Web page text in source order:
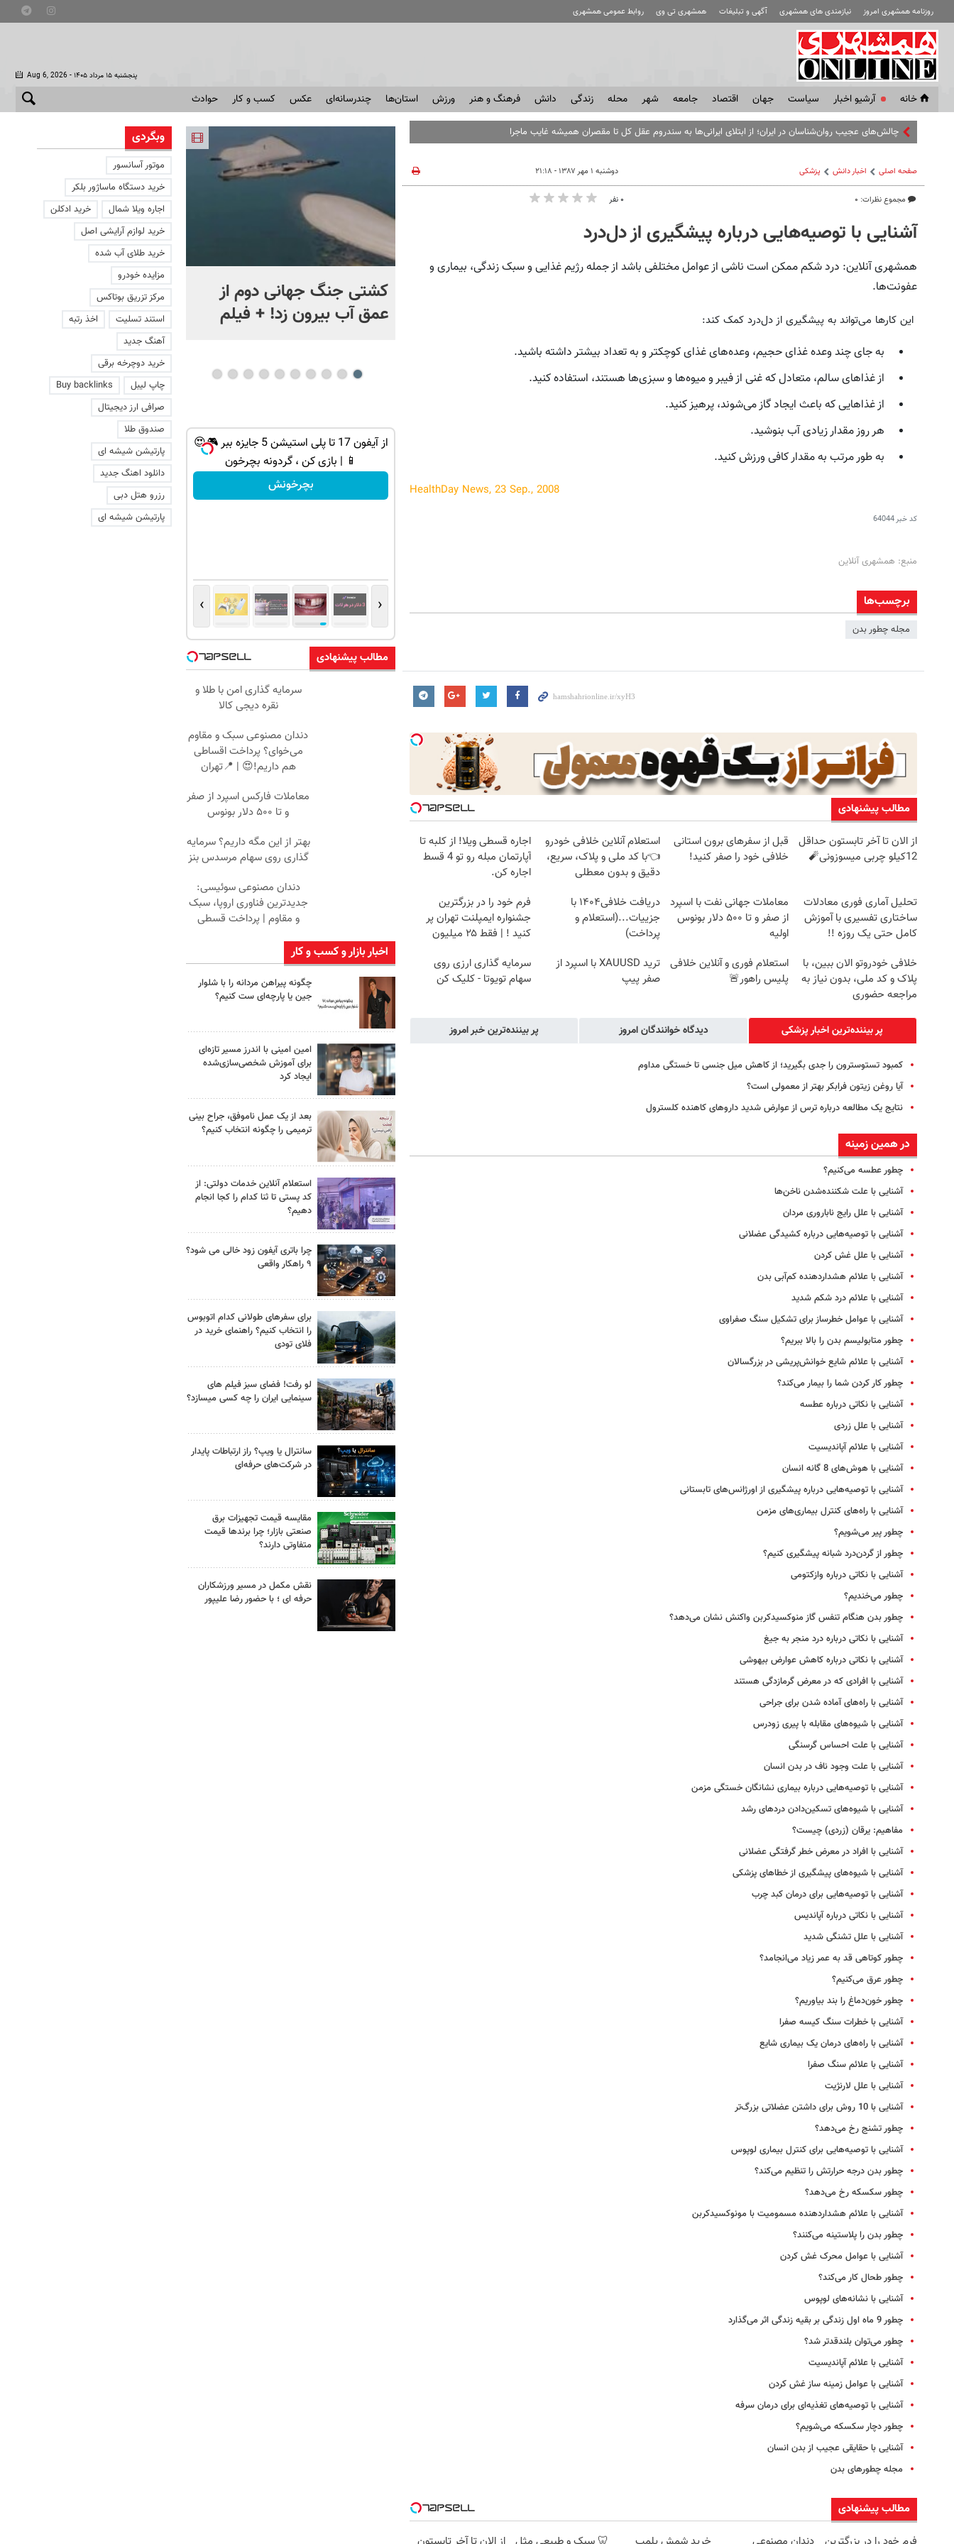
روزنامه همشهری امروز نیازمندی های همشهری آگهی و تبلیغات همشهری تی وی روابط عمومی همشهری
Aug 6, 2026 - پنجشنبه ۱۵ مرداد ۱۴۰۵
خانه آرشیو اخبار سياست جهان اقتصاد جامعه شهر محله زندگی دانش فرهنگ و هنر ورزش استان‌ها چندرسانه‌ای عکس کسب و کار حوادث
صفحه اصلی اخبار دانش پزشکی
مجموع نظرات: ۰
دوشنبه ۱ مهر ۱۳۸۷ - ۲۱:۱۸
۰ نفر
آشنایی با توصیه‌هایی درباره پیشگیری از دل‌درد
همشهری آنلاین: درد شکم ممکن است ناشی از عوامل مختلفی باشد از جمله رژیم غذایی و سبک زندگی، بیماری و
عفونت‌ها.
این کارها می‌تواند به پیشگیری از دل‌درد کمک کند:
به جای چند وعده‌ غذای حجیم، وعد‌ه‌های غذای کوچکتر و به تعداد بیشتر داشته باشید.
از غذاهای سالم، متعادل که غنی از فیبر و میوه‌ها و سبزی‌ها هستند، استفاده کنید.
از غذاهایی که باعث ایجاد گاز می‌شوند، پرهیز کنید.
هر روز مقدار زیادی آب بنوشید.
به طور مرتب به مقدار کافی ورزش کنید.
HealthDay News, 23 Sep., 2008
کد خبر64044
منبع: همشهری آنلاین
برچسب‌ها
مجله چطور بدن
مطالب پیشنهادی
از الان تا آخر تابستون حداقل
12کیلو چربی میسوزونی🧨
قبل از سفرهای برون استانی
خلافی خود را صفر کنید!
استعلام آنلاین خلافی خودرو
👈با کد ملی و پلاک، سریع،
دقیق و بدون معطلی
اجاره‌ قسطی ویلا! از کلبه تا
آپارتمان مبله رو تو 4 قسط
اجاره کن.
تحلیل آماری فوری معادلات
ساختاری تفسیری با آموزش
کامل حتی یک روزه !!
معاملات جهانی نفت با اسپرد
از صفر و تا ۵۰۰ دلار بونوس
اولیه
دریافت خلافی۱۴۰۴ با
جزییات...(استعلام و
پرداخت)
فرم خود را در بزرگترین
جشنواره ایمپلنت تهران پر
کنید ! | فقط ۲۵ میلیون
خلافی خودروتو الان ببین، با
پلاک و کد ملی، بدون نیاز به
مراجعه حضوری
استعلام فوری و آنلاین خلافی
پلیس راهور🚨
ترید XAUUSD با اسپرد از
صفر پیپ
سرمایه گذاری ارزی روی
سهام تویوتا - کلیک کن
پر بیننده‌ترین اخبار پزشکی دیدگاه خوانندگان امروز پر بیننده‌ترین خبر امروز
کمبود تستوسترون را جدی بگیرید؛ از کاهش میل جنسی تا خستگی مداوم
آیا روغن زیتون فرابکر بهتر از معمولی است؟
نتایج یک مطالعه درباره ترس از عوارض شدید داروهای کاهنده کلسترول
در همین زمینه
چطور عطسه می‌کنیم؟
آشنایی با علت شکننده‌شدن ناخن‌ها
آشنایی با ‌علل رایج ناباروری مردان
آشنایی با توصیه‌هایی درباره کشیدگی عضلانی
آشنایی با علل غش‌ کردن
آشنایی با علائم هشداردهنده کم‌‌آبی بدن
آشنایی با علائم درد شکم شدید
آشنایی با عوامل خطرساز برای تشکیل سنگ صفراوی
چطور متابولیسم بدن را بالا ببریم؟
آشنایی با علائم شایع خوانش‌پریشی در بزرگسالان
چطور کار کردن شما را بیمار می‌کند؟
آشنایی با نکاتی درباره عطسه
آشنایی با علل زردی
آشنایی با علائم آپاندیسیت
آشنایی با هوش‌های 8 گانه انسان
آشنایی با توصیه‌هایی درباره پیشگیری از اورژانس‌های تابستانی
آشنایی با راه‌های کنترل بیماری‌های مزمن
چطور پیر می‌شویم؟
چطور از گردن‌درد شبانه پیشگیری کنیم؟
آشنایی با نکاتی درباره وازکتومی
چطور می‌خندیم؟
چطور بدن هنگام تنفس گاز منوکسیدکربن واکنش نشان می‌دهد؟
آشنایی با نکاتی درباره درد منجر به جیغ
آشنایی با نکاتی درباره کاهش عوارض بیهوشی
آشنایی با افرادی که در معرض گرمازدگی هستند
آشنایی با راه‌های آماده شدن برای جراحی
آشنایی با شیوه‌های مقابله با پیری زودرس
آشنایی با علت احساس گرسنگی
آشنایی با علت وجود ناف در بدن انسان
آشنایی با توصیه‌هایی درباره بیماری نشانگان خستگی مزمن
آشنایی با شیوه‌های تسکین‌دادن دردهای رشد
مفاهیم: یرقان (زردی) چیست؟
آشنایی با افراد در معرض خطر گرفتگی عضلانی
آشنایی با شیوه‌های پیشگیری از خطاهای پزشکی
آشنایی با توصیه‌هایی برای درمان کبد چرب
آشنایی با نکاتی درباره آپاندیس
آشنایی با علل تشنگی شدید
چطور کوتاهی قد به عمر زیاد می‌انجامد؟
چطور عرق می‌کنیم؟
چطور خون‌دماغ‌ را بند بیاوریم؟
آشنایی با خطرات سنگ کیسه صفرا
آشنایی با راه‌های درمان یک بیماری شایع
آشنایی با علائم سنگ صفرا
آشنایی با علل لارنژیت
آشنایی با 10 روش برای داشتن عضلاتی بزرگ‌تر
چطور تشنج رخ می‌دهد؟
آشنایی با توصیه‌هایی برای کنترل بیماری لوپوس
چطور بدن درجه حرارتش را تنظیم می‌کند؟
چطور سکسکه رخ می‌دهد؟
آشنایی با علائم هشداردهنده مسمومیت با مونوکسیدکربن
چطور بدن را پلاستینه می‌کنند؟
آشنایی با عوامل محرک غش کردن
چطور طحال کار می‌کند؟
آشنایی با نشانه‌های لوپوس
چطور 9 ماه اول زندگی بر بقیه زندگی اثر می‌گذارد
چطور می‌توان بلندقدتر شد؟
آشنایی با علائم آپاندیسیت
آشنایی با عوامل زمینه ساز غش کردن
آشنایی با توصیه‌های تغذیه‌ای برای درمان سرفه
چطور دچار سکسکه می‌شویم؟
آشنایی با حقایقی عجیب از بدن انسان
مجله چطورهای بدن
مطالب پیشنهادی
کشتی‌ جنگ جهانی دوم از
عمق آب بیرون زد! + فیلم
افشای اطلاعات برای ترور
بارون ترامپ | ماجرای قرار
عاشقانه با یک زن
اینوسلو
! | فقط ۲۵ میلیون !
ثبت نام کنید
از آیفون 17 تا پلی استیشن 5 جایزه ببر 🎮😍
📱 | بازی کن ، گردونه بچرخون
بچرخونش
‹
›
مطالب پیشنهادی
سرمایه گذاری امن با طلا و
نقره دیجی کالا
دندان مصنوعی سبک و مقاوم
می‌خوای؟ پرداخت اقساطی
هم داریم!😍 | 📍تهران
معاملات فارکس اسپرد از صفر
و تا ۵۰۰ دلار بونوس
بهتر از این مگه داریم؟ سرمایه
گذاری روی سهام مرسدس بنز
دندان مصنوعی سوئیسی:
جدیدترین فناوری اروپا، سبک
و مقاوم | پرداخت قسطی
اخبار بازار و کسب و کار
چگونه پیراهن مردانه را با شلوار
جین یا پارچه‌ای ست کنیم؟
امین امینی با اندرز مسیر تازه‌ای
برای آموزش شخصی‌سازی‌شده
ایجاد کرد
بعد از یک عمل ناموفق، جراح بینی
ترمیمی را چگونه انتخاب کنیم؟
استعلام آنلاین خدمات دولتی: از
کد پستی تا ثنا کدام را کجا انجام
دهیم؟
چرا باتری آیفون زود خالی می شود؟
۹ راهکار واقعی
برای سفرهای طولانی کدام اتوبوس
را انتخاب کنیم؟ راهنمای خرید در
فلای تودی
لو رفت! فضای سبز فیلم های
سینمایی ایران را چه کسی میسازد؟
سانترال یا ویپ؟ راز ارتباطات پایدار
در شرکت‌های حرفه‌ای
مقایسه قیمت تجهیزات برق
صنعتی بازار؛ چرا برندها قیمت
متفاوتی دارند؟
نقش مکمل در مسیر ورزشکاران
حرفه ای ؛ با حضور رضا علیپور
وبگردی
موتور آسانسور
خرید دستگاه ماساژور بلکر
اجاره ویلا شمال
خرید ادکلن
خرید لوازم آرایشی اصل
خرید طلای آب شده
مزایده خودرو
مرکز تزریق بوتاکس
استند تسلیت
اخذ رتبه
آهنگ جدید
خرید دوچرخه برقی
چاپ لیبل
Buy backlinks
صرافی ارز دیجیتال
صندوق طلا
پارتیشن شیشه ای
دانلود اهنگ جدید
رزرو هتل دبی
پارتیشن شیشه ای